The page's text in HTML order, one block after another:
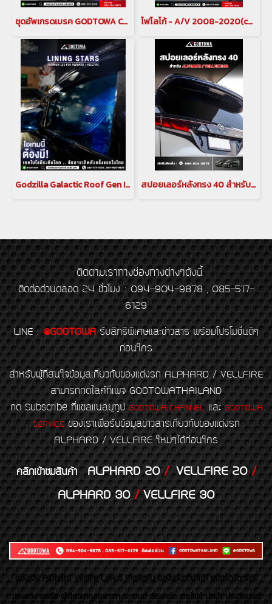
ชุดอัพเกรดเบรค GODTOWA CALIPER BREAK คาลิปเปอร์เบรก ดิสเบรค GODTOWA สำหรับรถยนต์ ALPHARD / VELLFIRE 30 รุ่นปี 2015-2022(copy)(copy) ไฟโลโก้ - A/V 2008-2020(copy)(copy)(copy)(copy)
Godzilla Galactic Roof Gen II หลังคาดาวสำหรับ อัลพาร์ด เวลไฟร์ ALPHARD/VELLFIRE 20 รุ่นปี 2008-2014 , ALPHARD/VELLFIRE 30 รุ่นปี 2015-2023(copy)(copy) สปอยเลอร์หลังทรง 40 สำหรับ ALPHARD / VELLFIRE 30
ติดตามเราทางช่องทางต่างๆดังนี้
ติดต่อด่วนตลอด 24 ชั่วโมง : 094-904-9878 , 085-517-
6129
LINE : @GODTOWA รับสิทธิพิเศษและข่าวสาร พร้อมโปรโมชั่นดีๆ
ก่อนใคร
สำหรับผู้ที่สนใจข้อมูลเกี่ยวกับของแต่งรถ ALPHARD / VELLFIRE
สามารถกดไลค์ที่เพจ GODTOWATHAILAND
กด Subscribe ที่แชลแนลยูทูป GODTOWA CHANNELและGODTOWA
SERVICEของเราเพื่อรับข้อมูลข่าวสารเกี่ยวกับของแต่งรถ
ALPHARD / VELLFIRE ใหม่ๆได้ก่อนใคร
คลิกเข้าชมสินค้า ALPHARD 20/VELLFIRE 20/
ALPHARD 30/VELLFIRE 30
ของเเต่ง Alphard Vellfire Lexus Majesty ของเเต่งรถนำเข้า อุปกรณ์ตกแต่ง
ของแต่ง ชุดล้อ ผู้เชี่ยวชาญเฉพาะทางรถยนต์ อัลพาร์ด เวลไฟร์ นำเข้า ประดับยนต์